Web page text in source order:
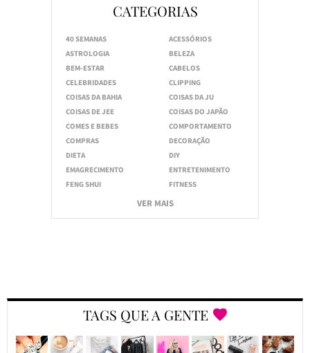
CATEGORIAS
40 SEMANAS
ACESSÓRIOS
ASTROLOGIA
BELEZA
BEM-ESTAR
CABELOS
CELEBRIDADES
CLIPPING
COISAS DA BAHIA
COISAS DA JU
COISAS DE JEE
COISAS DO JAPÃO
COMES E BEBES
COMPORTAMENTO
COMPRAS
DECORAÇÃO
DIETA
DIY
EMAGRECIMENTO
ENTRETENIMENTO
FENG SHUI
FITNESS
VER MAIS
TAGS QUE A GENTE